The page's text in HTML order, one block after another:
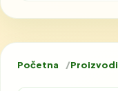
Početna Proizvodi